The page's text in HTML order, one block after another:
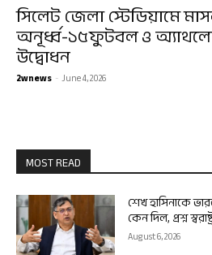
সিলেট জেলা স্টেডিয়ামে
অনূর্ধ্ব-১৫ফুটবল ও
উদ্বোধন
2wnews -June 4, 2026
MOST READ
শেখ হাসিনাকে
কেন দিল, প্রশ্ন
August 6, 2026